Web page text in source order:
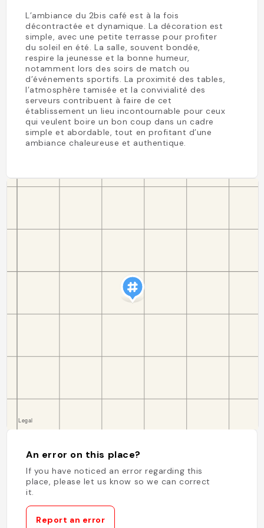
L’ambiance du 2bis café est à la fois
décontractée et dynamique. La décoration est
simple, avec une petite terrasse pour profiter
du soleil en été. La salle, souvent bondée,
respire la jeunesse et la bonne humeur,
notamment lors des soirs de match ou
d’événements sportifs. La proximité des tables,
l’atmosphère tamisée et la convivialité des
serveurs contribuent à faire de cet
établissement un lieu incontournable pour ceux
qui veulent boire un bon coup dans un cadre
simple et abordable, tout en profitant d’une
ambiance chaleureuse et authentique.
An error on this place?
If you have noticed an error regarding this
place, please let us know so we can correct
it.
Report an error